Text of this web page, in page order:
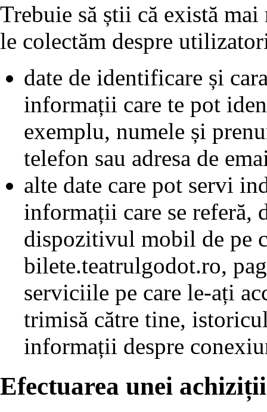
Trebuie să știi că există
le colectăm despre
date de identificare și
informații care te pot
exemplu, numele și
telefon sau adresa de
alte date care pot servi
informații care se referă,
dispozitivul mobil de pe
bilete.teatrulgodot.ro,
serviciile pe care le-ați
trimisă către tine,
informații despre
Efectuarea unei